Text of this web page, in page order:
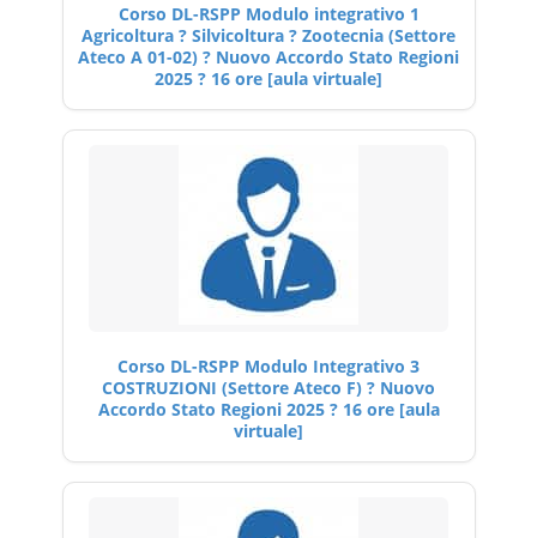
Corso DL-RSPP Modulo integrativo 1
Agricoltura ? Silvicoltura ? Zootecnia (Settore
Ateco A 01-02) ? Nuovo Accordo Stato Regioni
2025 ? 16 ore [aula virtuale]
Corso DL-RSPP Modulo Integrativo 3
COSTRUZIONI (Settore Ateco F) ? Nuovo
Accordo Stato Regioni 2025 ? 16 ore [aula
virtuale]